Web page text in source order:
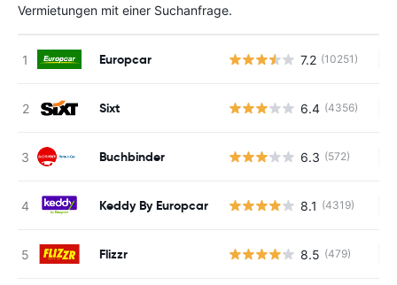
Vermietungen mit einer Suchanfrage.
Europcar 7.2 (10251)
Sixt 6.4 (4356)
Buchbinder 6.3 (572)
Keddy By Europcar 8.1 (4319)
Flizzr 8.5 (479)